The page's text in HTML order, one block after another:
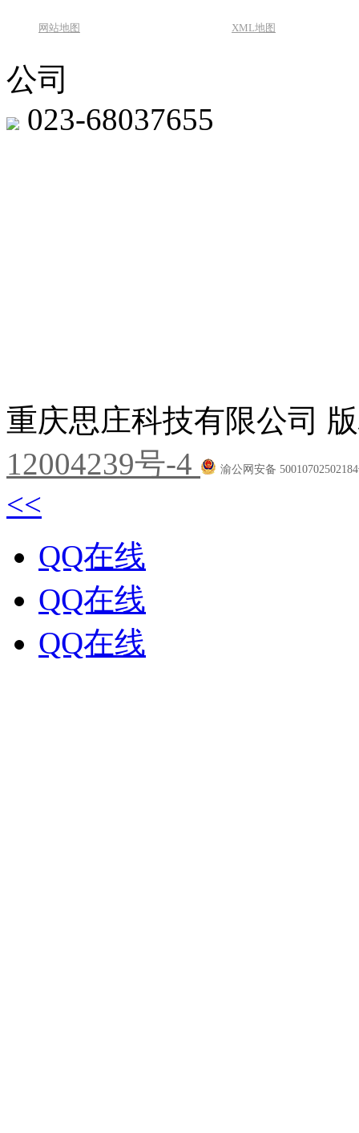
网站地图 XML地图
公司
023-68037655
重庆思庄科技有限公司
12004239号-4
渝公网安备
<<
QQ在线
QQ在线
QQ在线